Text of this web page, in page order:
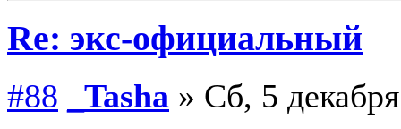
Re: экс-официальный
#88 _Tasha » Сб, 5